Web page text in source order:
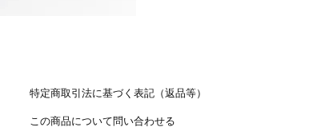
特定商取引法に基づく表記（返品等）
この商品について問い合わせる